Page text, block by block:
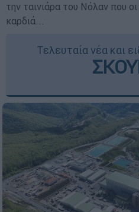
την ταινιάρα του Νόλαν που
καρδιά...
Τελευταία νέα και